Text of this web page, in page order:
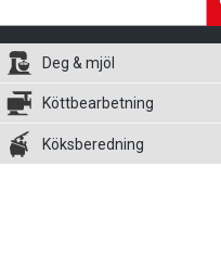
Deg & mjöl
Köttbearbetning
Köksberedning